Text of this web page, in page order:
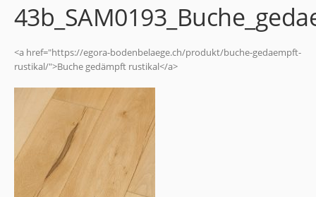
<a href="https://egora-bodenbelaege.ch/produkt/buche-gedaempft-
rustikal/">Buche gedämpft rustikal</a>